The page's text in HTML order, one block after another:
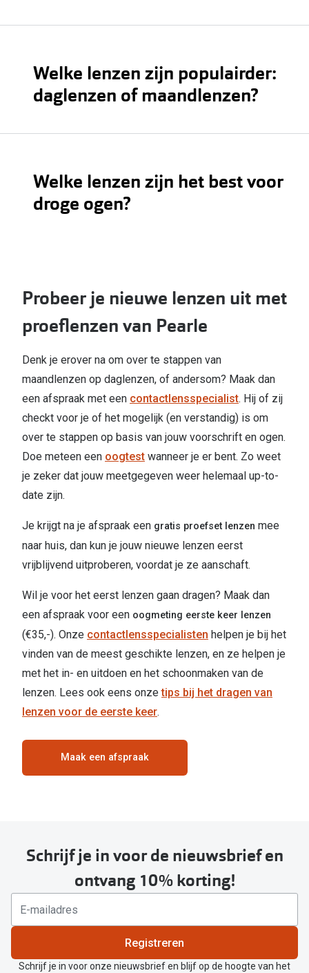
Welke lenzen zijn populairder:
daglenzen of maandlenzen?
Welke lenzen zijn het best voor
droge ogen?
Probeer je nieuwe lenzen uit met
proeflenzen van Pearle
Denk je erover na om over te stappen van
maandlenzen op daglenzen, of andersom? Maak dan
een afspraak met een contactlensspecialist. Hij of zij
checkt voor je of het mogelijk (en verstandig) is om
over te stappen op basis van jouw voorschrift en ogen.
Doe meteen een oogtest wanneer je er bent. Zo weet
je zeker dat jouw meetgegeven weer helemaal up-to-
date zijn.
Je krijgt na je afspraak een gratis proefset lenzen mee
naar huis, dan kun je jouw nieuwe lenzen eerst
vrijblijvend uitproberen, voordat je ze aanschaft.
Wil je voor het eerst lenzen gaan dragen? Maak dan
een afspraak voor een oogmeting eerste keer lenzen
(€35,-). Onze contactlensspecialisten helpen je bij het
vinden van de meest geschikte lenzen, en ze helpen je
met het in- en uitdoen en het schoonmaken van de
lenzen. Lees ook eens onzetips bij het dragen van
lenzen voor de eerste keer.
Maak een afspraak
Schrijf je in voor de nieuwsbrief en
ontvang 10% korting!
Registreren
Schrijf je in voor onze nieuwsbrief en blijf op de hoogte van het